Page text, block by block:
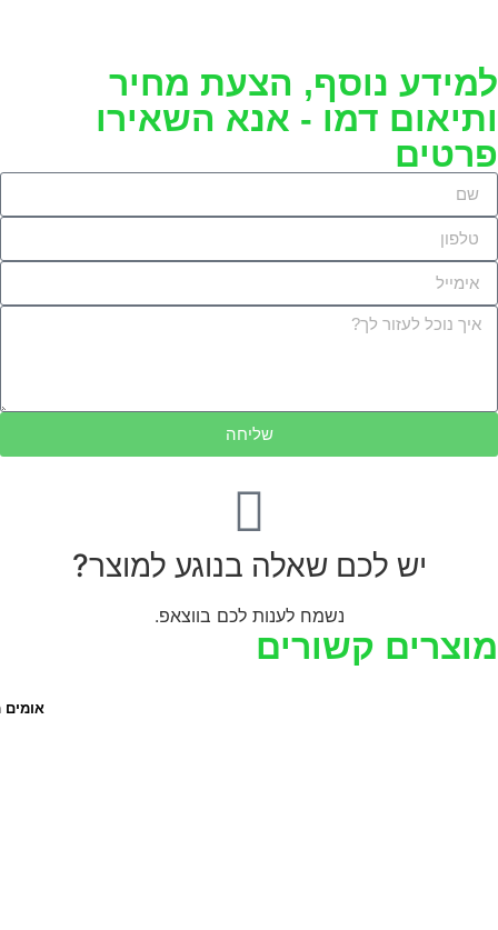
למידע נוסף, הצעת מחיר
ותיאום דמו - אנא השאירו
פרטים
שליחה
יש לכם שאלה בנוגע למוצר?
נשמח לענות לכם בווצאפ.
מוצרים קשורים